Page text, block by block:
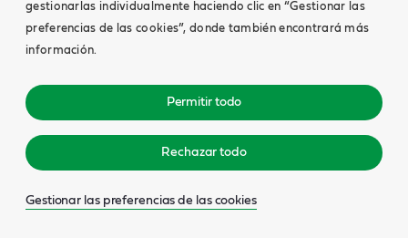
gestionarlas individualmente haciendo clic en “Gestionar las
preferencias de las cookies”, donde también encontrará más
información.
Permitir todo
Rechazar todo
Gestionar las preferencias de las cookies